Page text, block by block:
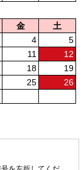
金
土
4
5
11
12
18
19
25
26